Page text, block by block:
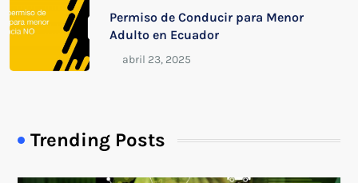
Permiso de Conducir para Menor
Adulto en Ecuador
Trending Posts